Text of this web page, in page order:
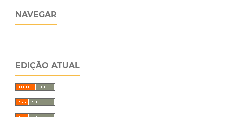
NAVEGAR
EDIÇÃO ATUAL